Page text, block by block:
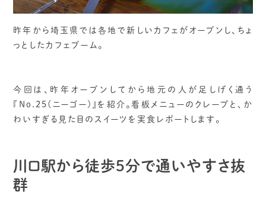
昨年から埼玉県では各地で新しいカフェがオープンし、ちょ
っとしたカフェブーム。
今回は、昨年オープンしてから地元の人が足しげく通う
『No.25(ニーゴー)』を紹介。看板メニューのクレープと、か
わいすぎる見た目のスイーツを実食レポートします。
川口駅から徒歩5分で通いやすさ抜
群